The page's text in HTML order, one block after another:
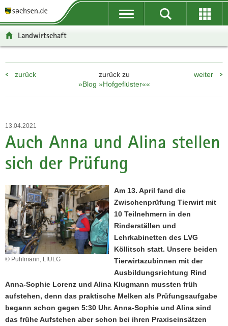
t
l
e
g
r
e
f
n
d
e
N
a
v
a
t
i
o
t
l
v
g
a
t
o
p
i
a
t
t
r
e
e
i
c
h
Landwirtschaft
zurück
zurück zu
»Blog »Hofgeflüster««
weiter
13.04.2021
Auch Anna und Alina stellen
sich der Prüfung
© Puhlmann, LfULG
Am 13. April fand die
Zwischenprüfung Tierwirt mit
10 Teilnehmern in den
Rinderställen und
Lehrkabinetten des LVG
Köllitsch statt. Unsere beiden
Tierwirtazubinnen mit der
Ausbildungsrichtung Rind
Anna-Sophie Lorenz und Alina Klugmann mussten früh
aufstehen, denn das praktische Melken als Prüfungsaufgabe
begann schon gegen 5:30 Uhr. Anna-Sophie und Alina sind
das frühe Aufstehen aber schon bei ihren Praxiseinsätzen